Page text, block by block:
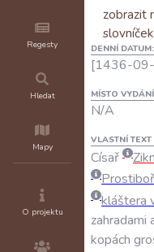
Regesty
Hledat
Mapy
O projektu
zobrazit
DENNÍ DATUM:
[1436-
MÍSTO
N/A
VLASTNÍ
Císař
kláštera
zahradami
kopách